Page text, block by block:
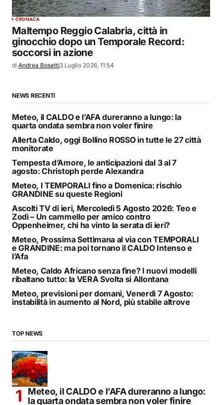
CRONACA
Maltempo Reggio Calabria, città in
ginocchio dopo un Temporale Record:
soccorsi in azione
di Andrea Bosetti3 Luglio 2026, 11:54
NEWS RECENTI
Meteo, il CALDO e l’AFA dureranno a lungo: la
quarta ondata sembra non voler finire
Allerta Caldo, oggi Bollino ROSSO in tutte le 27 città
monitorate
Tempesta d’Amore, le anticipazioni dal 3 al 7
agosto: Christoph perde Alexandra
Meteo, I TEMPORALI fino a Domenica: rischio
GRANDINE su queste Regioni
Ascolti TV di ieri, Mercoledì 5 Agosto 2026: Teo e
Zodì – Un cammello per amico contro
Oppenheimer, chi ha vinto la serata di ieri?
Meteo, Prossima Settimana al via con TEMPORALI
e GRANDINE: ma poi tornano il CALDO Intenso e
l’Afa
Meteo, Caldo Africano senza fine? I nuovi modelli
ribaltano tutto: la VERA Svolta si Allontana
Meteo, previsioni per domani, Venerdì 7 Agosto:
instabilità in aumento al Nord, più stabile altrove
TOP NEWS
Meteo, il CALDO e l’AFA dureranno a lungo:
la quarta ondata sembra non voler finire